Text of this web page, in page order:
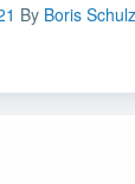
By Boris